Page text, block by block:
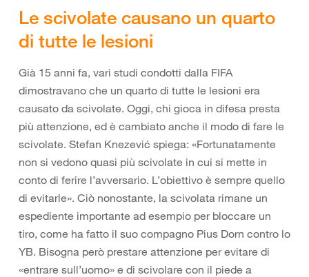
Le scivolate causano un quarto
di tutte le lesioni
Già 15 anni fa, vari studi condotti dalla FIFA
dimostravano che un quarto di tutte le lesioni era
causato da scivolate. Oggi, chi gioca in difesa presta
più attenzione, ed è cambiato anche il modo di fare le
scivolate. Stefan Knezević spiega: «Fortunatamente
non si vedono quasi più scivolate in cui si mette in
conto di ferire l’avversario. L’obiettivo è sempre quello
di evitarle». Ciò nonostante, la scivolata rimane un
espediente importante ad esempio per bloccare un
tiro, come ha fatto il suo compagno Pius Dorn contro lo
YB. Bisogna però prestare attenzione per evitare di
«entrare sull’uomo» e di scivolare con il piede a